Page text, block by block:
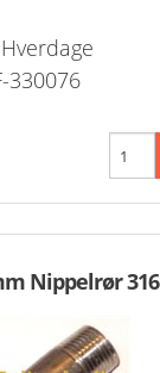
330076
Nippelrør 316